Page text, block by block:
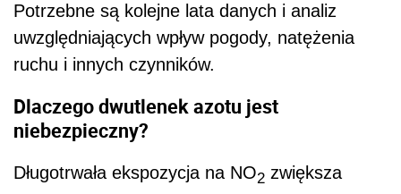
Potrzebne są kolejne lata danych i analiz
uwzględniających wpływ pogody, natężenia
ruchu i innych czynników.
Dlaczego dwutlenek azotu jest
niebezpieczny?
Długotrwała ekspozycja na NO2 zwiększa